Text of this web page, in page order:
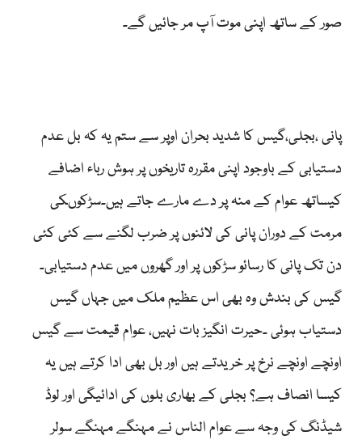
صور کے ساتھ اپنی موت آپ مر جائیں گے۔
پانی ،بجلی،گیس کا شدید بحران اوپر سے ستم یہ کہ بل عدم
دستیابی کے باوجود اپنی مقررہ تاریخوں پر ہوش رباء اضافے
کیساتھ عوام کے منہ پر دے مارے جاتے ہیں۔سڑکوںکی
مرمت کے دوران پانی کی لائنوں پر ضرب لگنے سے کئی کئی
دن تک پانی کا رسائو سڑکوں پر اور گھروں میں عدم دستیابی۔
گیس کی بندش وہ بھی اس عظیم ملک میں جہاں گیس
دستیاب ہوئی ۔حیرت انگیز بات نہیں، عوام قیمت سے گیس
اونچے اونچے نرخ پر خریدتے ہیں اور بل بھی ادا کرتے ہیں یہ
کیسا انصاف ہے؟ بجلی کے بھاری بلوں کی ادائیگی اور لوڈ
شیڈنگ کی وجہ سے عوام الناس نے مہنگے مہنگے سولر